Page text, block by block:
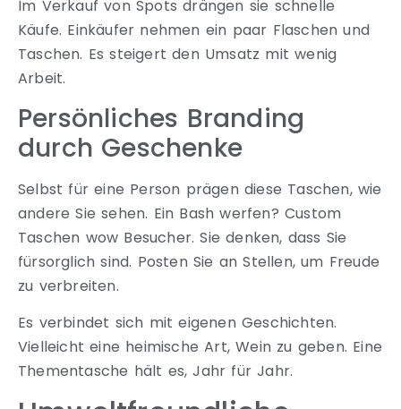
Im Verkauf von Spots drängen sie schnelle
Käufe. Einkäufer nehmen ein paar Flaschen und
Taschen. Es steigert den Umsatz mit wenig
Arbeit.
Persönliches Branding
durch Geschenke
Selbst für eine Person prägen diese Taschen, wie
andere Sie sehen. Ein Bash werfen? Custom
Taschen wow Besucher. Sie denken, dass Sie
fürsorglich sind. Posten Sie an Stellen, um Freude
zu verbreiten.
Es verbindet sich mit eigenen Geschichten.
Vielleicht eine heimische Art, Wein zu geben. Eine
Thementasche hält es, Jahr für Jahr.